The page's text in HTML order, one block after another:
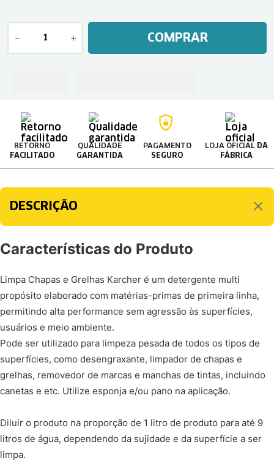
＋
－ COMPRAR
RETORNO
FACILITADO
QUALIDADE
GARANTIDA
PAGAMENTO
SEGURO
LOJA OFICIAL DA
FÁBRICA
DESCRIÇÃO
Características do Produto
Limpa Chapas e Grelhas Karcher é um detergente multi
propósito elaborado com matérias-primas de primeira linha,
permitindo alta performance sem agressão às superfícies,
usuários e meio ambiente.
Pode ser utilizado para limpeza pesada de todos os tipos de
superfícies, como desengraxante, limpador de chapas e
grelhas, removedor de marcas e manchas de tintas, incluindo
canetas e etc. Utilize esponja e/ou pano na aplicação.
Diluir o produto na proporção de 1 litro de produto para até 9
litros de água, dependendo da sujidade e da superfície a ser
limpa.